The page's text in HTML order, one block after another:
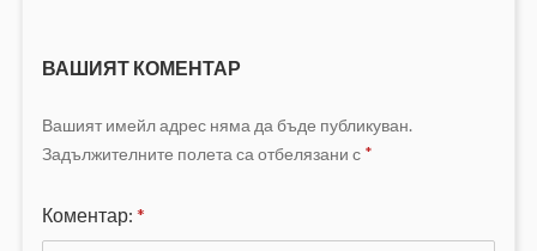
ВАШИЯТ КОМЕНТАР
Вашият имейл адрес няма да бъде публикуван.
Задължителните полета са отбелязани с *
Коментар: *